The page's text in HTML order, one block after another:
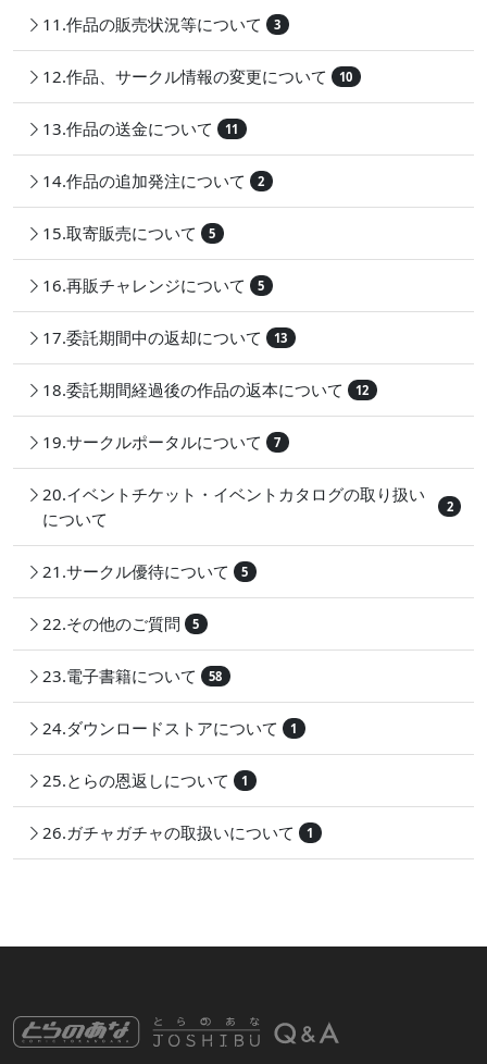
11.作品の販売状況等について 3
12.作品、サークル情報の変更について 10
13.作品の送金について 11
14.作品の追加発注について 2
15.取寄販売について 5
16.再販チャレンジについて 5
17.委託期間中の返却について 13
18.委託期間経過後の作品の返本について 12
19.サークルポータルについて 7
20.イベントチケット・イベントカタログの取り扱い
について
2
21.サークル優待について 5
22.その他のご質問 5
23.電子書籍について 58
24.ダウンロードストアについて 1
25.とらの恩返しについて 1
26.ガチャガチャの取扱いについて 1